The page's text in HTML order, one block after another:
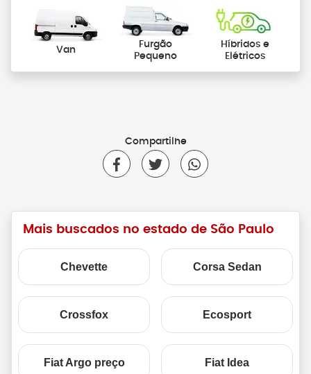
Van
Furgão
Pequeno
Híbridos e
Elétricos
Compartilhe
Mais buscados no estado de São Paulo
Chevette Corsa Sedan
Crossfox Ecosport
Fiat Argo preço Fiat Idea